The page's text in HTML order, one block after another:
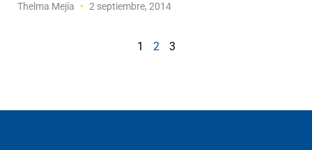
Thelma Mejía 2 septiembre, 2014
1 2 3